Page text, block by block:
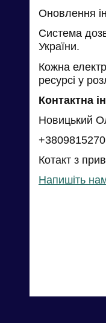
Оновлення
Система
України.
Кожна
ресурсі у
Контактна
Новицький
Котакт з
Напишіть